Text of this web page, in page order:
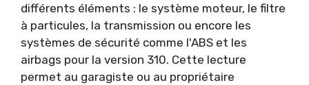
différents éléments : le système moteur, le filtre
à particules, la transmission ou encore les
systèmes de sécurité comme l'ABS et les
airbags pour la version 310. Cette lecture
permet au garagiste ou au propriétaire